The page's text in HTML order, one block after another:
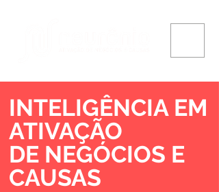
INTELIGÊNCIA EM
ATIVAÇÃO
DE NEGÓCIOS E
CAUSAS